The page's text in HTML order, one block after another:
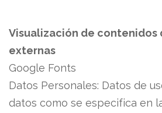
Visualización de contenidos
externas
Google Fonts
Datos Personales: Datos de
datos como se especifica en